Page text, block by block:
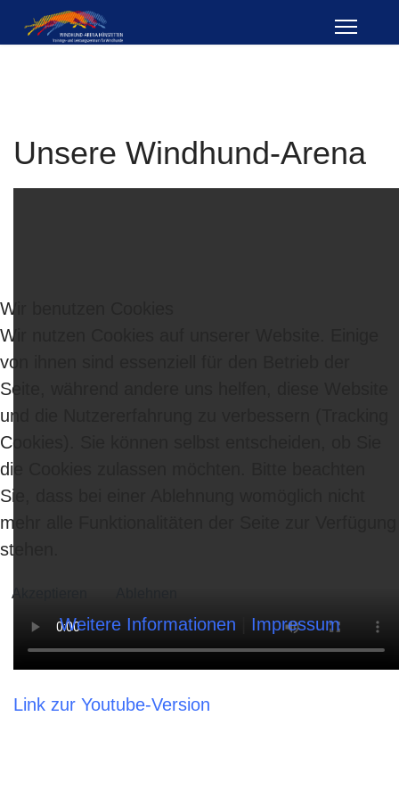
Unsere Windhund-Arena
Link zur Youtube-Version
Wir benutzen Cookies
Wir nutzen Cookies auf unserer Website. Einige
von ihnen sind essenziell für den Betrieb der
Seite, während andere uns helfen, diese Website
und die Nutzererfahrung zu verbessern (Tracking
Cookies). Sie können selbst entscheiden, ob Sie
die Cookies zulassen möchten. Bitte beachten
Sie, dass bei einer Ablehnung womöglich nicht
mehr alle Funktionalitäten der Seite zur Verfügung
stehen.
Akzeptieren
Weitere Informationen Impressum